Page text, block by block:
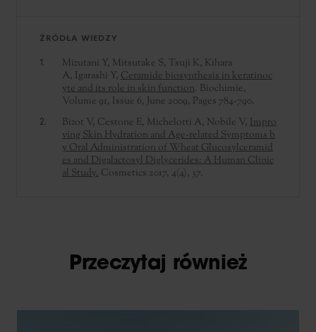
ŹRÓDŁA WIEDZY
Mizutani Y, Mitsutake S, Tsuji K, Kihara
A, Igarashi Y, Ceramide biosynthesis in keratinoc
yte and its role in skin function. Biochimie,
Volume 91, Issue 6, June 2009, Pages 784-790.
Bizot V, Cestone E, Michelotti A, Nobile V, Impro
ving Skin Hydration and Age-related Symptoms b
y Oral Administration of Wheat Glucosylceramid
es and Digalactosyl Diglycerides: A Human Clinic
al Study. Cosmetics 2017, 4(4), 37.
Przeczytaj również